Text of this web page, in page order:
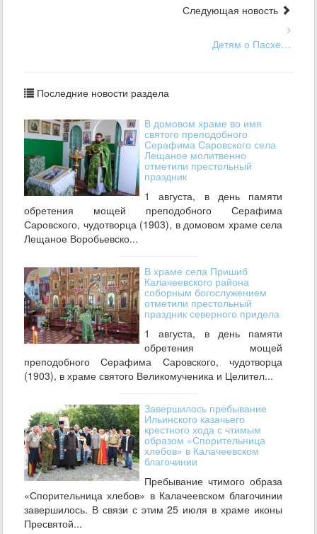
Следующая новость
Детям о Пасхе…
Последние новости раздела
В домовом храме во имя
святого преподобного
Серафима Саровского села
Лещаное молитвенно
отметили престольный
праздник
1 августа, в день памяти
обретения мощей преподобного Серафима
Саровского, чудотворца (1903), в домовом храме села
Лещаное Воробьевско...
В храме села Пришиб
Калачеевского района
соборным богослужением
отметили престольный
праздник северного придела
1 августа, в день памяти
обретения мощей
преподобного Серафима Саровского, чудотворца
(1903), в храме святого Великомученика и Целител...
Завершилось пребывание
Ильинского казачьего
крестного хода с чтимым
образом «Спорительница
хлебов» в Калачеевском
благочинии
Пребывание чтимого образа
«Спорительница хлебов» в Калачеевском благочинии
завершилось. В связи с этим 25 июля в храме иконы
Пресвятой...